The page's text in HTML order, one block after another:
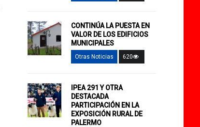
CONTINÚA LA PUESTA EN
VALOR DE LOS EDIFICIOS
MUNICIPALES
Otras Noticias 620
IPEA 291 Y OTRA
DESTACADA
PARTICIPACIÓN EN LA
EXPOSICIÓN RURAL DE
PALERMO